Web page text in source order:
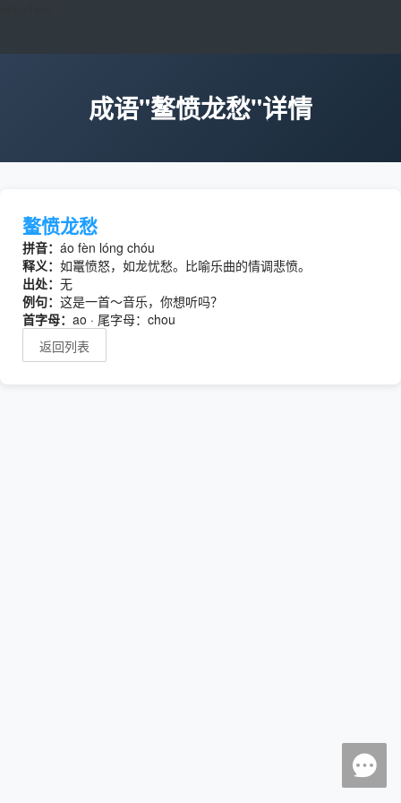
成语"鳌愤龙愁"详情
鳌愤龙愁
拼音： áo fèn lóng chóu
释义： 如鼍愤怒，如龙忧愁。比喻乐曲的情调悲愤。
出处： 无
例句： 这是一首～音乐，你想听吗？
首字母： ao · 尾字母：chou
返回列表